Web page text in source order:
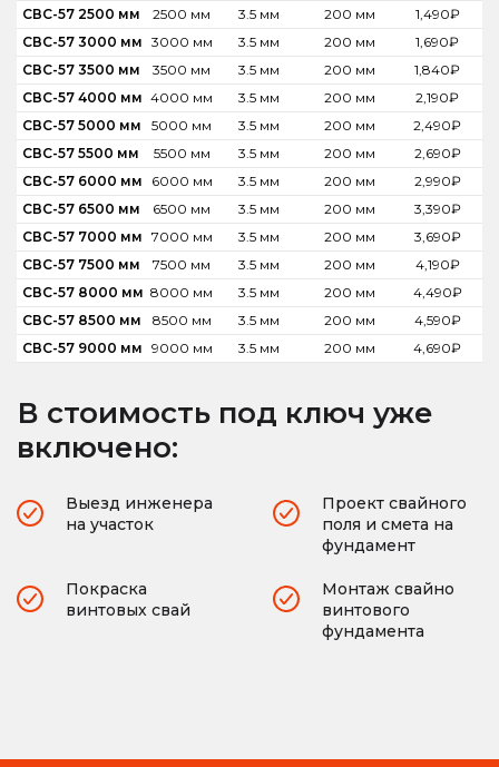
СВС-57 2500 мм
2500 мм 3.5 мм 200 мм 1,490₽
СВС-57 3000 мм 3000 мм 3.5 мм 200 мм 1,690₽
СВС-57 3500 мм
3500 мм 3.5 мм 200 мм 1,840₽
СВС-57 4000 мм 4000 мм 3.5 мм 200 мм 2,190₽
СВС-57 5000 мм
5000 мм 3.5 мм 200 мм 2,490₽
СВС-57 5500 мм
5500 мм 3.5 мм 200 мм 2,690₽
СВС-57 6000 мм
6000 мм 3.5 мм 200 мм 2,990₽
СВС-57 6500 мм
6500 мм 3.5 мм 200 мм 3,390₽
СВС-57 7000 мм 7000 мм 3.5 мм 200 мм 3,690₽
СВС-57 7500 мм
7500 мм 3.5 мм 200 мм 4,190₽
СВС-57 8000 мм 8000 мм 3.5 мм 200 мм 4,490₽
СВС-57 8500 мм
8500 мм 3.5 мм 200 мм 4,590₽
СВС-57 9000 мм 9000 мм 3.5 мм 200 мм 4,690₽
В стоимость под ключ уже
включено:
Выезд инженера
на участок
Проект свайного
поля и смета на
фундамент
Покраска
винтовых свай
Монтаж свайно
винтового
фундамента